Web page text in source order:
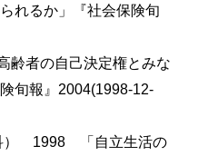
れるか」『社会保険旬
者の自己決定権とみな
旬報』2004(1998-12-
） 1998 「自立生活の